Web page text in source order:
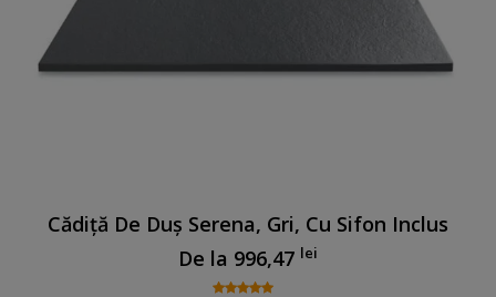
Cădiță De Duș Serena, Gri, Cu Sifon Inclus
De la 996,47 lei